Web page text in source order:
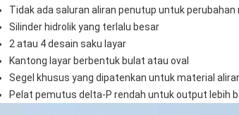
Tidak ada saluran aliran penutup untuk
Silinder hidrolik yang terlalu besar
2 atau 4 desain saku layar
Kantong layar berbentuk bulat atau oval
Segel khusus yang dipatenkan untuk material
Pelat pemutus delta-P rendah untuk output lebih